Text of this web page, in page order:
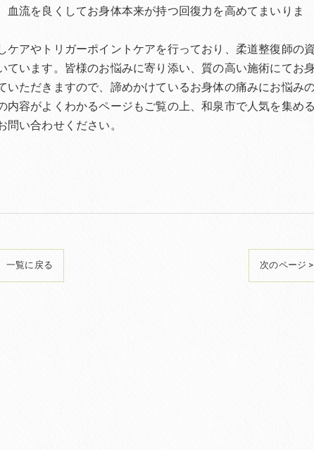
流を良くしてお身体本来が持つ回復力を高めてまいりま
アやトリガーポイントケアを行っており、柔道整復師の
います。皆様のお悩みに寄り添い、質の高い施術にてお
ただきますので、諦めかけているお身体の痛みにお悩み
容がよくわかるページもご覧の上、和泉市で人気を集め
い合わせください。
一覧に戻る 次のページ >